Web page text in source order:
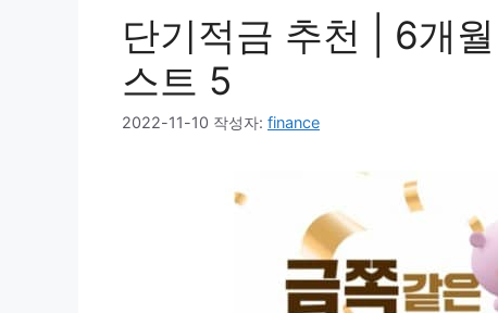
단기적금 추천 | 6개
스트 5
2022-11-10 작성자: finance